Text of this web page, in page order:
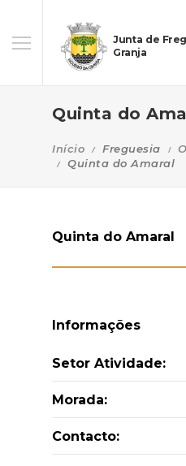
Junta de
Granja
Quinta do
Início Freguesia
Quinta do Amaral
Quinta do Amaral
Informações
Setor Atividade:
Morada:
Contacto: